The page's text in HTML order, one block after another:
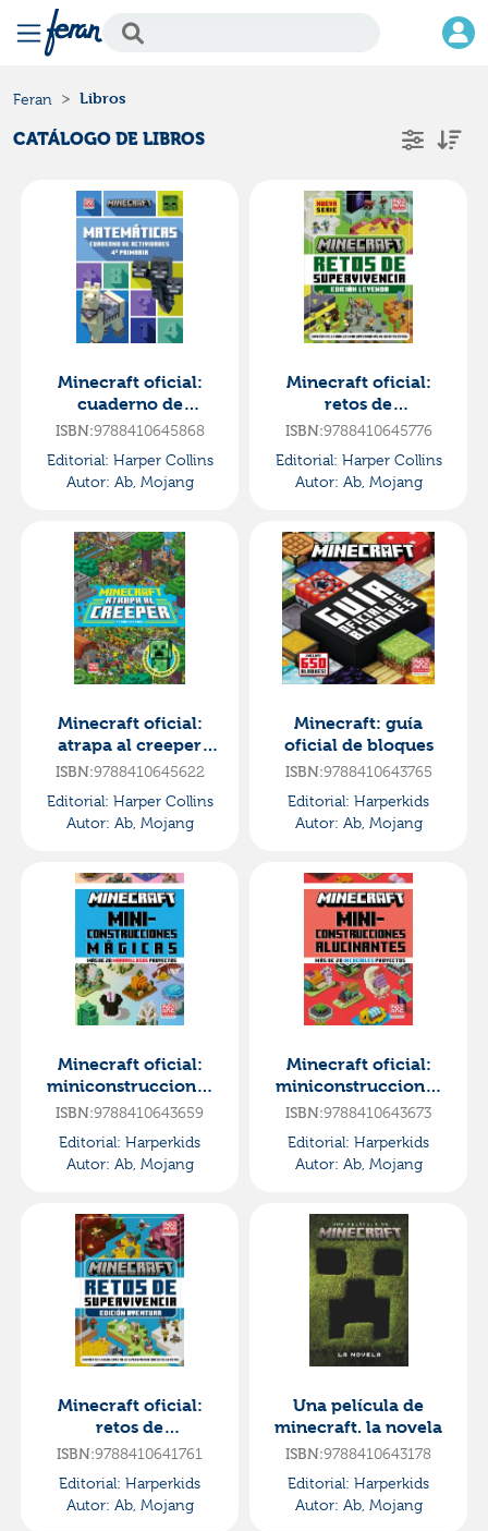
Feran Libros
CATÁLOGO DE LIBROS
Minecraft oficial:
cuaderno de
actividades,
primaria
ISBN:9788410645868
Editorial: Harper Collins
Autor: Ab, Mojang
Minecraft oficial:
retos de
supervivencia 2
ISBN:9788410645776
Editorial: Harper Collins
Autor: Ab, Mojang
Minecraft oficial:
atrapa al creeper
(una aventura de
ISBN:9788410645622
Editorial: Harper Collins
Autor: Ab, Mojang
Minecraft: guía
oficial de bloques
ISBN:9788410643765
Editorial: Harperkids
Autor: Ab, Mojang
Minecraft oficial:
miniconstrucciones
mágicas (más de 20
proyectos)
ISBN:9788410643659
Editorial: Harperkids
Autor: Ab, Mojang
Minecraft oficial:
miniconstrucciones
alucinantes
ISBN:9788410643673
Editorial: Harperkids
Autor: Ab, Mojang
Minecraft oficial:
retos de
supervivencia
ISBN:9788410641761
Editorial: Harperkids
Autor: Ab, Mojang
Una película de
minecraft. la novela
ISBN:9788410643178
Editorial: Harperkids
Autor: Ab, Mojang